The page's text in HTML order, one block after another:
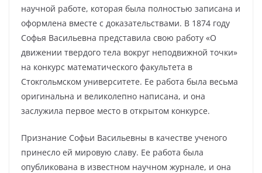
научной работе, которая была полностью записана и
оформлена вместе с доказательствами. В 1874 году
Софья Васильевна представила свою работу «О
движении твердого тела вокруг неподвижной точки»
на конкурс математического факультета в
Стокгольмском университете. Ее работа была весьма
оригинальна и великолепно написана, и она
заслужила первое место в открытом конкурсе.
Признание Софьи Васильевны в качестве ученого
принесло ей мировую славу. Ее работа была
опубликована в известном научном журнале, и она